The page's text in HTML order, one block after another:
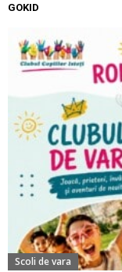
GOKID
Scoli de vara